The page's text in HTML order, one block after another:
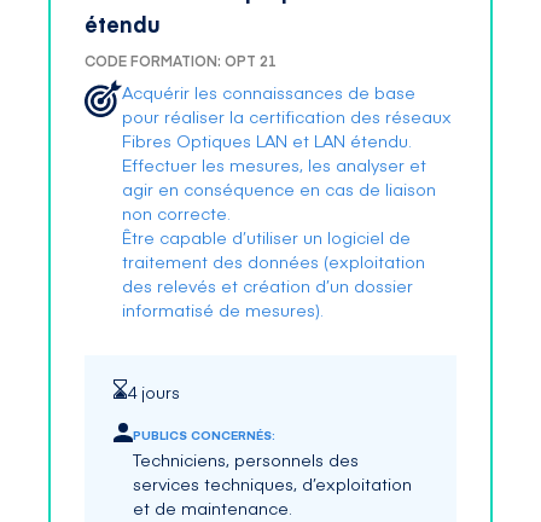
étendu
CODE FORMATION: OPT 21
Acquérir les connaissances de base
pour réaliser la certification des réseaux
Fibres Optiques LAN et LAN étendu.
Effectuer les mesures, les analyser et
agir en conséquence en cas de liaison
non correcte.
Être capable d’utiliser un logiciel de
traitement des données (exploitation
des relevés et création d’un dossier
informatisé de mesures).
4 jours
PUBLICS CONCERNÉS:
Techniciens, personnels des
services techniques, d’exploitation
et de maintenance.